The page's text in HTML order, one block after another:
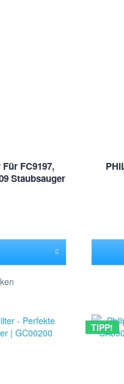
FC9197,
Staubsauger
TIPP!